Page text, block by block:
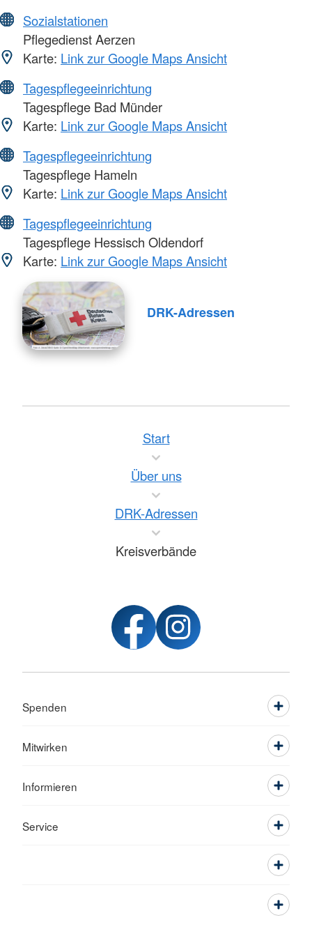
Sozialstationen
Pflegedienst Aerzen
Karte: Link zur Google Maps Ansicht
Tagespflegeeinrichtung
Tagespflege Bad Münder
Karte: Link zur Google Maps Ansicht
Tagespflegeeinrichtung
Tagespflege Hameln
Karte: Link zur Google Maps Ansicht
Tagespflegeeinrichtung
Tagespflege Hessisch Oldendorf
Karte: Link zur Google Maps Ansicht
DRK-Adressen
Start
Über uns
DRK-Adressen
Kreisverbände
Spenden
Mitwirken
Informieren
Service